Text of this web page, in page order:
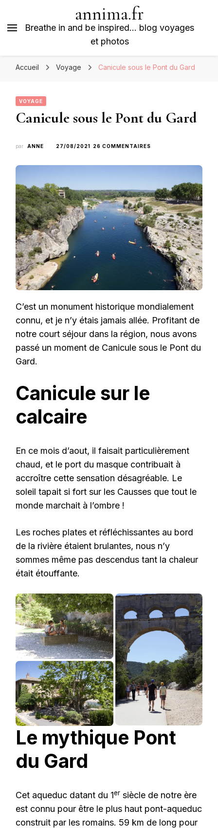
annima.fr
Breathe in and be inspired… blog voyages
et photos
Accueil Voyage Canicule sous le Pont du Gard
VOYAGE
Canicule sous le Pont du Gard
par ANNE 27/08/2021 26 COMMENTAIRES
DU
GARD
C’est un monument historique mondialement
connu, et je n’y étais jamais allée. Profitant de
notre court séjour dans la région, nous avons
passé un moment de Canicule sous le Pont du
Gard.
Canicule sur le
calcaire
En ce mois d’aout, il faisait particulièrement
chaud, et le port du masque contribuait à
accroître cette sensation désagréable. Le
soleil tapait si fort sur les Causses que tout le
monde marchait à l’ombre !
Les roches plates et réfléchissantes au bord
de la rivière étaient brulantes, nous n’y
sommes même pas descendus tant la chaleur
était étouffante.
Le mythique Pont
du Gard
Cet aqueduc datant du 1er siècle de notre ère
est connu pour être le plus haut pont-aqueduc
construit par les romains. 59 km de long pour